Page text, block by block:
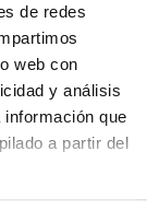
de redes
web con
y análisis
que
a partir del